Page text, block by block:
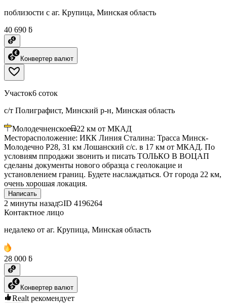
поблизости с аг. Крупица, Минская область
40 690 ƃ
Конвертер валют
Участок6 соток
с/т Полиграфист, Минский р-н, Минская область
Молодечненское 22 км от МКАД
Месторасположение: ИКК Линия Сталина: Трасса Минск-
Молодечно Р28, 31 км Лошанский с/с. в 17 км от МКАД. По
условиям ппродажи звонить и писать ТОЛЬКО В ВОЦАП
сделаны документы нового образца с геолокацие и
установлением границ. Будете наслаждаться. От города 22 км,
очень хорошая локация.
Написать
2 минуты назад ID 4196264
Контактное лицо
недалеко от аг. Крупица, Минская область
28 000 ƃ
Конвертер валют
Realt рекомендует